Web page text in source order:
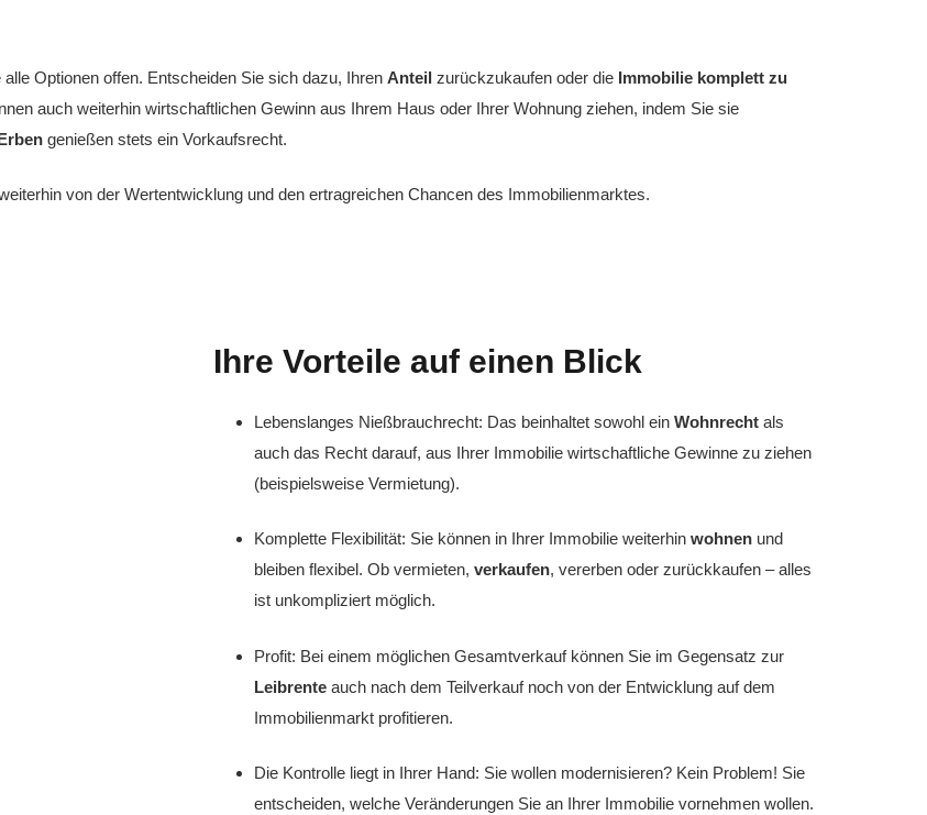
Optionen offen. Entscheiden Sie sich dazu, Ihren Anteil zurückzukaufen oder die Immobilie komplett zu
auch weiterhin wirtschaftlichen Gewinn aus Ihrem Haus oder Ihrer Wohnung ziehen, indem Sie sie
genießen stets ein Vorkaufsrecht.
von der Wertentwicklung und den ertragreichen Chancen des Immobilienmarktes.
Ihre Vorteile auf einen Blick
Lebenslanges Nießbrauchrecht: Das beinhaltet sowohl ein Wohnrecht als
auch das Recht darauf, aus Ihrer Immobilie wirtschaftliche Gewinne zu ziehen
(beispielsweise Vermietung).
Komplette Flexibilität: Sie können in Ihrer Immobilie weiterhin wohnen und
bleiben flexibel. Ob vermieten, verkaufen, vererben oder zurückkaufen – alles
ist unkompliziert möglich.
Profit: Bei einem möglichen Gesamtverkauf können Sie im Gegensatz zur
Leibrente auch nach dem Teilverkauf noch von der Entwicklung auf dem
Immobilienmarkt profitieren.
Die Kontrolle liegt in Ihrer Hand: Sie wollen modernisieren? Kein Problem! Sie
entscheiden, welche Veränderungen Sie an Ihrer Immobilie vornehmen wollen.